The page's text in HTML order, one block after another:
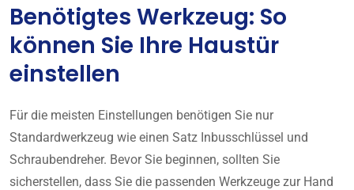
Benötigtes Werkzeug: So
können Sie Ihre Haustür
einstellen
Für die meisten Einstellungen benötigen Sie nur
Standardwerkzeug wie einen Satz Inbusschlüssel und
Schraubendreher. Bevor Sie beginnen, sollten Sie
sicherstellen, dass Sie die passenden Werkzeuge zur Hand